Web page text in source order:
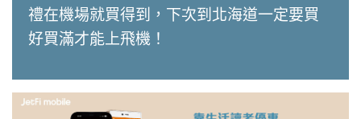
禮在機場就買得到，下次到北海道一定要買
好買滿才能上飛機！